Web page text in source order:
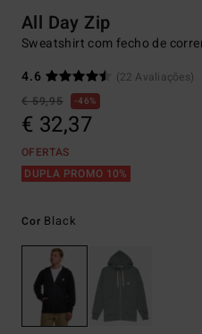
All Day Zip
Sweatshirt com fecho de
4.6
(22 Avaliações)
€ 59,95
46%
€ 32,37
OFERTAS
DUPLA PROMO 10%
Cor Black